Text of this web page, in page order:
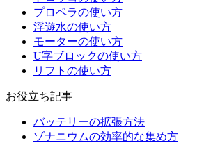
プロペラの使い方
浮遊水の使い方
モーターの使い方
U字ブロックの使い方
リフトの使い方
お役立ち記事
バッテリーの拡張方法
ゾナニウムの効率的な集め方